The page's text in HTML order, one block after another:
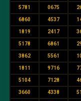
5781 0675
6860 4537
1819 2417
5178 6861
3862 5561
1811 9716
5104 7128
3660 4338